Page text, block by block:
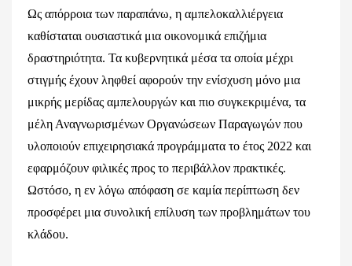
Ως απόρροια των παραπάνω, η αμπελοκαλλιέργεια
καθίσταται ουσιαστικά μια οικονομικά επιζήμια
δραστηριότητα. Τα κυβερνητικά μέσα τα οποία μέχρι
στιγμής έχουν ληφθεί αφορούν την ενίσχυση μόνο μια
μικρής μερίδας αμπελουργών και πιο συγκεκριμένα, τα
μέλη Αναγνωρισμένων Οργανώσεων Παραγωγών που
υλοποιούν επιχειρησιακά προγράμματα το έτος 2022 και
εφαρμόζουν φιλικές προς το περιβάλλον πρακτικές.
Ωστόσο, η εν λόγω απόφαση σε καμία περίπτωση δεν
προσφέρει μια συνολική επίλυση των προβλημάτων του
κλάδου.